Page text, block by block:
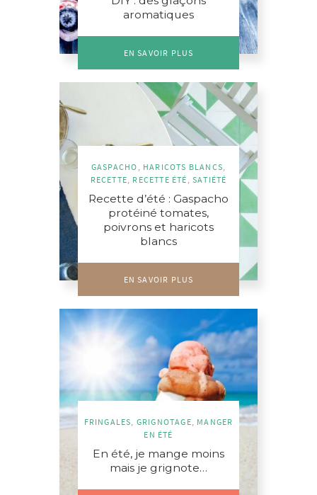
aromatiques
EN SAVOIR PLUS
GASPACHO HARICOTS BLANCS
RECETTE RECETTE ÉTÉ SATIÉTÉ
Recette d’été : Gaspacho
protéiné tomates,
poivrons et haricots
blancs
EN SAVOIR PLUS
FRINGALES GRIGNOTAGE MANGER
EN ÉTÉ
En été, je mange moins
mais je grignote…